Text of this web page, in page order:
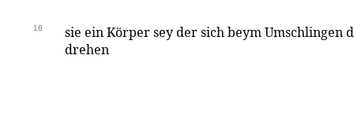
16
sie ein Körper sey der sich beym Umschlingen
drehen